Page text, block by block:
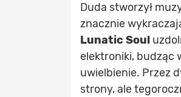
Duda stworzył
znacznie
Lunatic Soul
elektroniki, budząc
uwielbienie. Przez
strony, ale